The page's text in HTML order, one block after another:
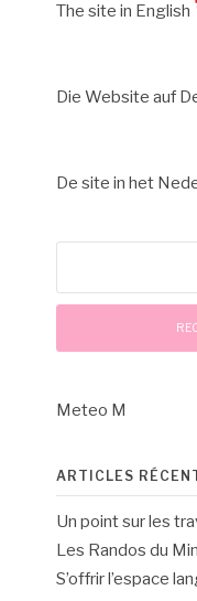
The site in English
Die Website auf
De site in het
Meteo M
ARTICLES
Un point sur les
Les Randos du
S’offrir l’espace